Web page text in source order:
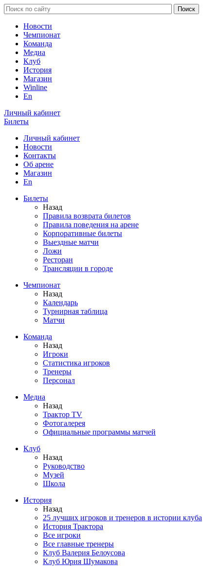
Новости
Чемпионат
Команда
Медиа
Клуб
История
Магазин
Winline
En
Личный кабинет
Билеты
Личный кабинет
Новости
Контакты
Об арене
Магазин
En
Билеты
Назад
Правила возврата билетов
Правила поведения на арене
Корпоративные билеты
Выездные матчи
Ложи
Ресторан
Трансляции в городе
Чемпионат
Назад
Календарь
Турнирная таблица
Матчи
Команда
Назад
Игроки
Статистика игроков
Тренеры
Персонал
Медиа
Назад
Трактор TV
Фотогалерея
Официальные программы матчей
Клуб
Назад
Руководство
Музей
Школа
История
Назад
25 лучших игроков и тренеров в истории клуба
История Трактора
Все игроки
Все главные тренеры
Клуб Валерия Белоусова
Клуб Юрия Шумакова